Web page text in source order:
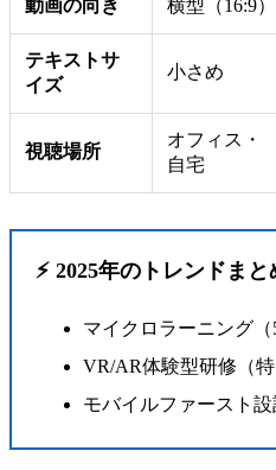
動画の向き 横型（16:9）
テキストサ
イズ
小さめ
視聴場所
オフィス・
自宅
⚡ 2025年のトレンドまと
マイクロラーニング（
VR/AR体験型研修（特
モバイルファースト